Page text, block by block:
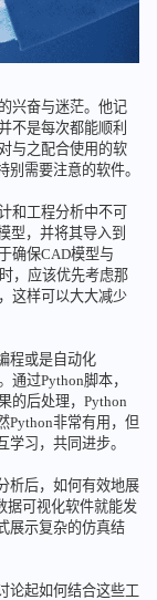
兴奋与迷茫。他记
不是每次都能顺利
与之配合使用的软
需要注意的软件。
和工程分析中不可
型，并将其导入到
确保CAD模型与
，应该优先考虑那
这样可以大大减少
程或是自动化
通过Python脚本，
的后处理，Python
Python非常有用，但
习，共同进步。
析后，如何有效地展
据可视化软件就能发
展示复杂的仿真结
论起如何结合这些工